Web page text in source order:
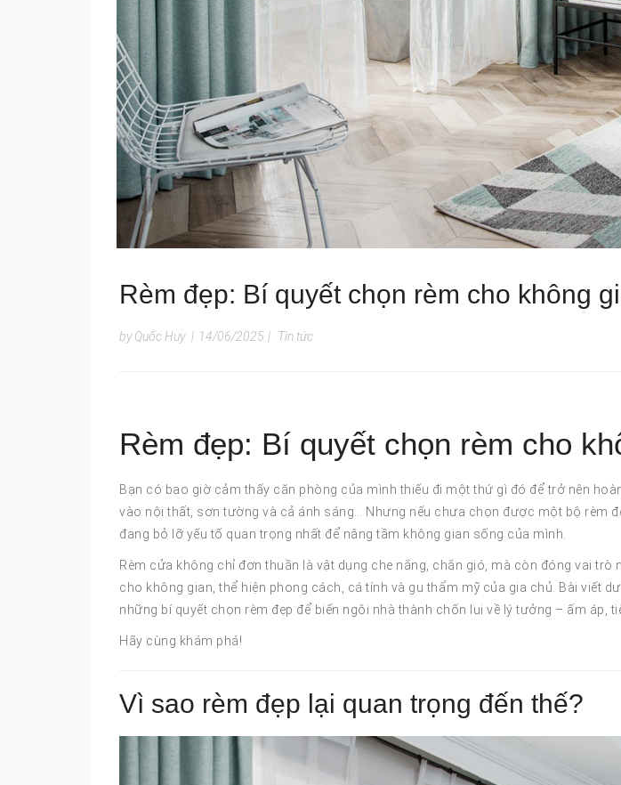
Rèm đẹp: Bí quyết chọn rèm cho không
by Quốc Huy | 14/06/2025 | Tin tức
Rèm đẹp: Bí quyết chọn rèm cho
Bạn có bao giờ cảm thấy căn phòng của mình thiếu đi một thứ gì đó để trở nên
vào nội thất, sơn tường và cả ánh sáng… Nhưng nếu chưa chọn được một bộ rèm
đang bỏ lỡ yếu tố quan trọng nhất để nâng tầm không gian sống của mình.
Rèm cửa không chỉ đơn thuần là vật dụng che nắng, chắn gió, mà còn đóng vai trò
cho không gian, thể hiện phong cách, cá tính và gu thẩm mỹ của gia chủ. Bài viết
những bí quyết chọn rèm đẹp để biến ngôi nhà thành chốn lui về lý tưởng – ấm áp,
Hãy cùng khám phá!
Vì sao rèm đẹp lại quan trọng đến thế?